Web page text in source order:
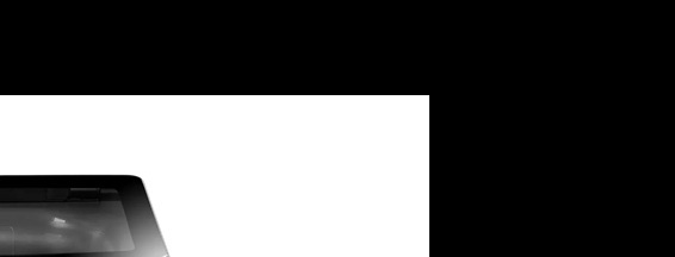
Aqua AWM8-316K(B) hứa hẹn mang đến trải nghiệm giặt giũ vượt trội, bảo